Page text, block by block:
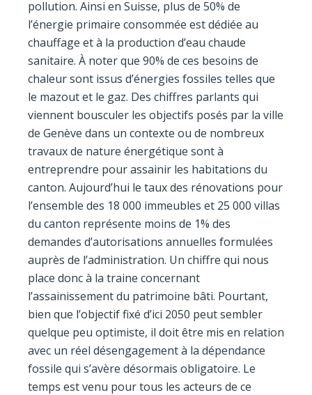
pollution. Ainsi en Suisse, plus de 50% de
l’énergie primaire consommée est dédiée au
chauffage et à la production d’eau chaude
sanitaire. À noter que 90% de ces besoins de
chaleur sont issus d’énergies fossiles telles que
le mazout et le gaz. Des chiffres parlants qui
viennent bousculer les objectifs posés par la ville
de Genève dans un contexte ou de nombreux
travaux de nature énergétique sont à
entreprendre pour assainir les habitations du
canton. Aujourd’hui le taux des rénovations pour
l’ensemble des 18 000 immeubles et 25 000 villas
du canton représente moins de 1% des
demandes d’autorisations annuelles formulées
auprès de l’administration. Un chiffre qui nous
place donc à la traine concernant
l’assainissement du patrimoine bâti. Pourtant,
bien que l’objectif fixé d’ici 2050 peut sembler
quelque peu optimiste, il doit être mis en relation
avec un réel désengagement à la dépendance
fossile qui s’avère désormais obligatoire. Le
temps est venu pour tous les acteurs de ce